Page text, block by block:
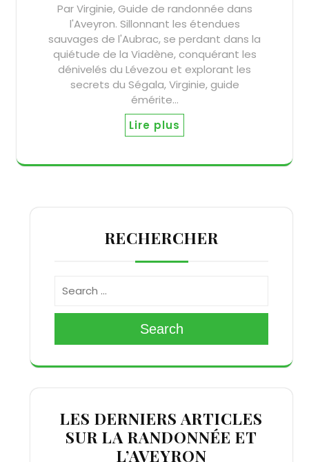
Par Virginie, Guide de randonnée dans
l'Aveyron. Sillonnant les étendues
sauvages de l'Aubrac, se perdant dans la
quiétude de la Viadène, conquérant les
dénivelés du Lévezou et explorant les
secrets du Ségala, Virginie, guide
émérite…
Lire plus
RECHERCHER
Search
LES DERNIERS ARTICLES
SUR LA RANDONNÉE ET
L’AVEYRON